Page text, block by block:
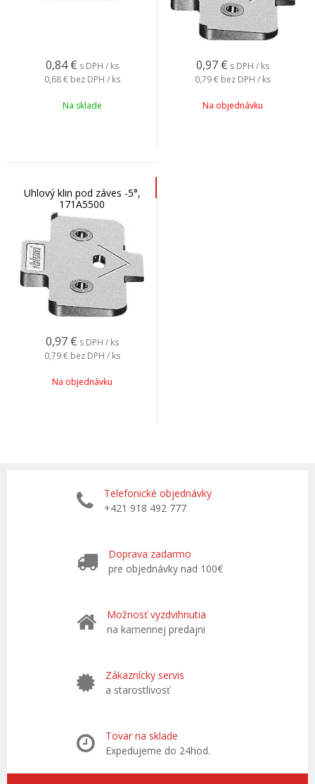
0,84 € s DPH / ks
0,68 € bez DPH / ks
Na sklade
0,97 € s DPH / ks
0,79 € bez DPH / ks
Na objednávku
Uhlový klin pod záves -5°,
171A5500
0,97 € s DPH / ks
0,79 € bez DPH / ks
Na objednávku
Telefonické objednávky
+421 918 492 777
Doprava zadarmo
pre objednávky nad 100€
Možnosť vyzdvihnutia
na kamennej predajni
Zákaznícky servis
a starostlivosť
Tovar na sklade
Expedujeme do 24hod.